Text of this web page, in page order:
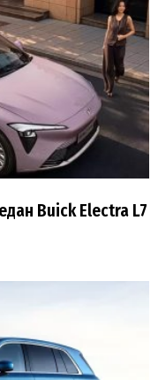
Buick Electra L7